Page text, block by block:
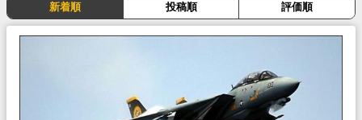
新着順 投稿順 評価順